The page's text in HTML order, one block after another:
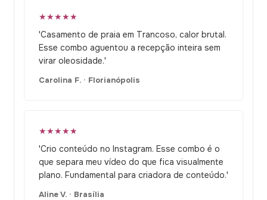
★★★★★
'Casamento de praia em Trancoso, calor brutal.
Esse combo aguentou a recepção inteira sem
virar oleosidade.'
Carolina F. · Florianópolis
★★★★★
'Crio conteúdo no Instagram. Esse combo é o
que separa meu vídeo do que fica visualmente
plano. Fundamental para criadora de conteúdo.'
Aline V. · Brasília